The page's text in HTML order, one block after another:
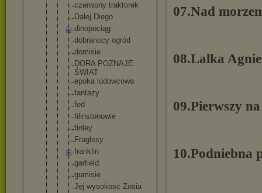
czerwony traktorek
Dalej Diego
dinopociąg
dobranocy ogród
domisie
DORA POZNAJE
ŚWIAT
epoka lodowcowa
fantazy
fed
filinstonowie
finley
Fraglesy
franklin
garfield
gumisie
Jej wysokosc Zosia
07.Nad
08.Lalka
09.Pierwszy
10.Podniebna